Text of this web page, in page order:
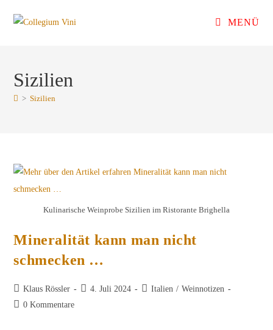
Inhalt
MENÜ
Sizilien
> Sizilien
Kulinarische Weinprobe Sizilien im Ristorante Brighella
Mineralität kann man nicht
schmecken …
Beitrags-
Autor:
Klaus Rössler
Beitrag
4. Juli 2024
Beitrags-
Italien / Weinnotizen
Beitrags-
0 Kommentare